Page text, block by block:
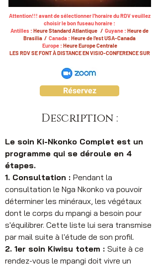
Attention!!! avant de sélectionner l'horaire du RDV veuillez
choisir le bon fuseau horaire :
Antilles : Heure Standard Atlantique / Guyane : Heure de
Brasilia / Canada : Heure de l'est USA-Canada
Europe : Heure Europe Centrale
LES RDV SE FONT À DISTANCE EN VISIO-CONFERENCE SUR
Réservez
Description :
Le soin Ki-Nkonko Complet est un
programme qui se déroule en 4
étapes.
1. Consultation : Pendant la
consultation le Nga Nkonko va pouvoir
déterminer les minéraux, les végétaux
dont le corps du mpangi a besoin pour
s'équilibrer. Cette liste lui sera transmise
par mail suite à l'étude de son profil.
2. 1er soin Kiwisu totem : Suite à ce
rendez-vous le mpangi doit vivre un